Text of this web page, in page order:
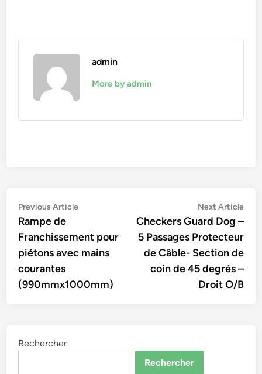
admin
More by admin
Navigation
de
l’article
Previous ArticlePrevious
Rampe de
Franchissement pour
piétons avec mains
courantes
(990mmx1000mm)
Next Article
Checkers Guard Dog –
5 Passages Protecteur
de Câble- Section de
coin de 45 degrés –
Droit O/B
Rechercher
Rechercher